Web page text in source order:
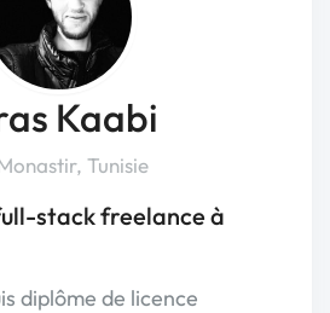
Kaabi
Tunisie
stack freelance à
diplôme de licence